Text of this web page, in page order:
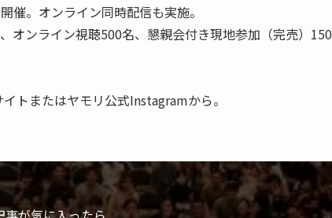
催。オンライン同時配信も実施。
オンライン視聴500名、懇親会付き現地参加（完売）150
トまたはヤモリ公式Instagramから。